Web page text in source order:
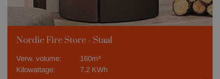
Nordic Fire Store - Staal
Verw. volume:
160m³
Kilowattage:
7.2 KWh